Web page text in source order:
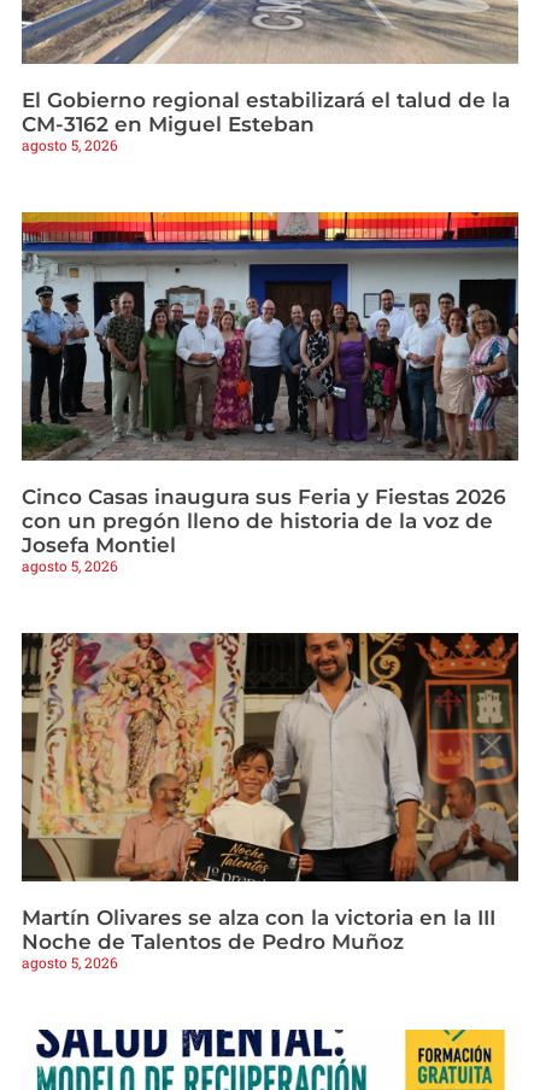
El Gobierno regional estabilizará el talud de la
CM-3162 en Miguel Esteban
agosto 5, 2026
Cinco Casas inaugura sus Feria y Fiestas 2026
con un pregón lleno de historia de la voz de
Josefa Montiel
agosto 5, 2026
Martín Olivares se alza con la victoria en la III
Noche de Talentos de Pedro Muñoz
agosto 5, 2026